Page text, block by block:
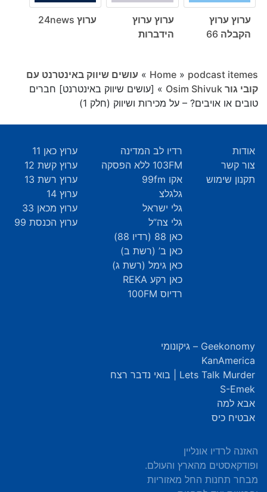
ערוץ ערוץ
הקבלה 66
ערוץ ערוץ
הידברות
ערוץ 24news
Home » podcast itemes
» עושים שיווק באינטרנט עם
קובי גור Osim Shivuk
» [עושים שיווק באינטרנט] חברים
טובים או אויבים? – על מכירות ושיווק (חלק 1)
אודות
צור קשר
תקנון שימוש
רדיו לב המדינה
103FM ללא הפסקה
אקו 99fm
גלגלצ
גלי ישראל
גלי צה”ל
כאן 88 (רדיו 88)
כאן ב’ (רשת ב)
כאן גימל (רשת ג)
כאן רקע REKA
רדיוס 100FM
ערוץ כאן 11
ערוץ קשת 12
ערוץ רשת 13
ערוץ 14
ערוץ מכאן 33
ערוץ הכנסת 99
Geekonomy – גיקונומי
KanAmerica
Lets Talk Murder | בואי נדבר רצח
S-Emek
אבא למה
אבטיח כיס
האזנה לרדיו אונליין
ופודקאסטים מהארץ והעולם.
מבחר תחנות החל מאזוריות